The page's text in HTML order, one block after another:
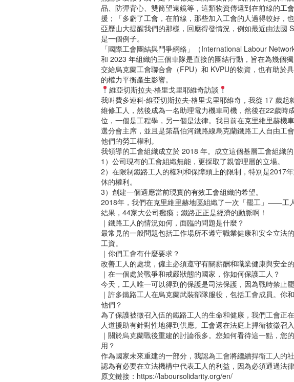
品、防彈背心、雙筒望遠鏡等，這類物資傳遞到在前線的工
援；「多虧了工會，在前線，那些加入工會的人過得較好，
亞歷山大提醒我們的那樣，回應得發情況，例如最近由法國
是一個例子。
「國際工會團結與鬥爭網絡」（International Labour
和 2023 年組織的三個車隊是直接的團結行動，旨在為幾個
交給烏克蘭工會聯合會（FPU）和 KVPU的物資，也有助於
的權力平衡產生影響。
維亞切斯拉夫‧格里戈里耶維奇訪談
我叫費多連科‧維亞切斯拉夫‧格里戈里耶維奇，我從 17 歲
維修工人，然後成為一名助理電力機車司機，然後在22歲時
位，一個是工程學，另一個是法律。我目前在克里維里赫機
選分會主席，並且是第聶伯河鐵路線烏克蘭鐵路工人自由工
他們的勞工權利。
我領導的工會組織成立於 2018 年。成立這個基層工會組織的
1）公司現有的工會組織無能，更採取了親管理層的立場。
2）在限制鐵路工人的權利和保障頭上的限制，特別是2017
休的權利。
3）創建一個適應當前現實的有效工會組織的希望。
2018年，我們在克里維里赫地區組織了一次「罷工」——工
結果，44家大公司癱瘓；鐵路正正是經濟的動脈啊！
｜鐵路工人的情況如何，面臨的問題是什麼？
最常見的一般問題包括工作場所不遵守職業健康和安全立法
工資。
｜你們工會有什麼要求？
改善工人的處境，僱主必須遵守有關薪酬和職業健康與安全的
｜在一個處於戰爭和戒嚴狀態的國家，你如何保護工人？
今天，工人唯一可以得到的保護是司法保護，因為戰時禁止罷
｜許多鐵路工人在烏克蘭武裝部隊服役，包括工會成員。你
他們？
為了保護被徵召入伍的鐵路工人的生命和健康，我們工會正
人道援助有針對性地得到供應。工會還在法庭上捍衛被徵召
｜關於烏克蘭戰後重建的討論很多。您如何看待這一點，您
用？
作為國家未來重建的一部分，我認為工會將繼續捍衛工人的
認為有必要在立法機構中代表工人的利益，因為必須通過法
原文鏈接：https://laboursolidarity.org/en/